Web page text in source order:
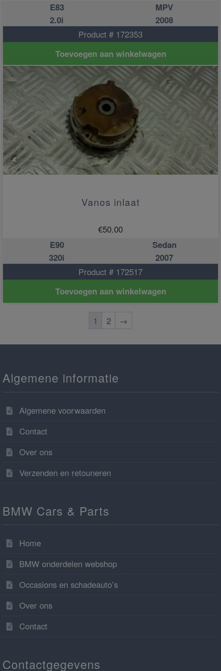
E83
MPV
2.0i
2008
Product # 172353
Toevoegen aan winkelwagen
Vanos inlaat
€50.00
E90
Sedan
320i
2007
Product # 172517
Toevoegen aan winkelwagen
1 2 →
Algemene informatie
Algemene voorwaarden
Contact
Over ons
Verzenden en retouneren
BMW Cars & Parts
Home
BMW onderdelen webshop
Occasions en schadeauto’s
Over ons
Contact
Contactgegevens